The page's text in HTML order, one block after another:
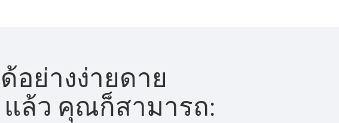
อย่างง่ายดาย
แล้ว คุณก็สามารถ: